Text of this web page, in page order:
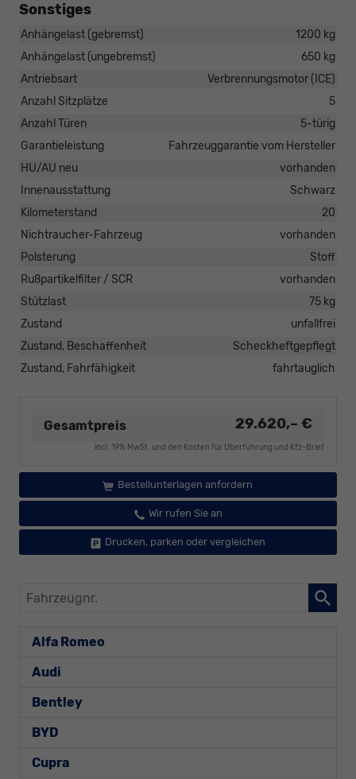
Sonstiges
Anhängelast (gebremst)
1200 kg
Anhängelast (ungebremst)
650 kg
Antriebsart
Verbrennungsmotor (ICE)
Anzahl Sitzplätze
5
Anzahl Türen
5-türig
Garantieleistung
Fahrzeuggarantie vom Hersteller
HU/AU neu
vorhanden
Innenausstattung
Schwarz
Kilometerstand
20
Nichtraucher-Fahrzeug
vorhanden
Polsterung
Stoff
Rußpartikelfilter / SCR
vorhanden
Stützlast
75 kg
Zustand
unfallfrei
Zustand, Beschaffenheit
Scheckheftgepflegt
Zustand, Fahrfähigkeit
fahrtauglich
Gesamtpreis 29.620,– €
incl. 19% MwSt. und den Kosten für Überführung und Kfz-Brief
Bestellunterlagen anfordern
Wir rufen Sie an
Drucken, parken oder vergleichen
Fahrzeugnr.
Alfa Romeo
Audi
Bentley
BYD
Cupra